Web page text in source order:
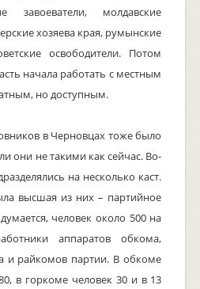
завоеватели, молдавские
хозяева края, румынские
освободители. Потом
начала работать с местным
но доступным.
в Черновцах тоже было
они не такими как сейчас. Во-
на несколько каст.
высшая из них – партийное
человек около 500 на
аппаратов обкома,
и райкомов партии. В обкоме
в горкоме человек 30 и в 13